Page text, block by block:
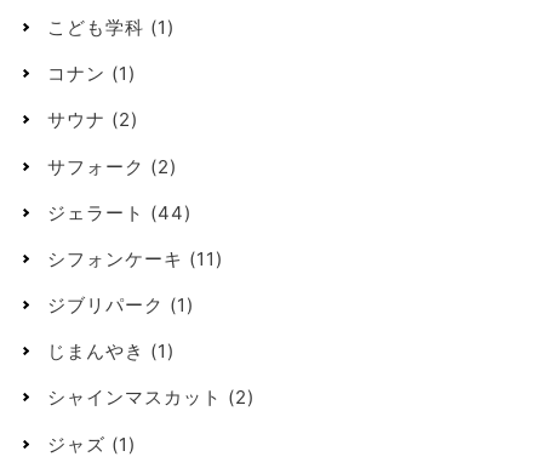
こども学科 (1)
コナン (1)
サウナ (2)
サフォーク (2)
ジェラート (44)
シフォンケーキ (11)
ジブリパーク (1)
じまんやき (1)
シャインマスカット (2)
ジャズ (1)